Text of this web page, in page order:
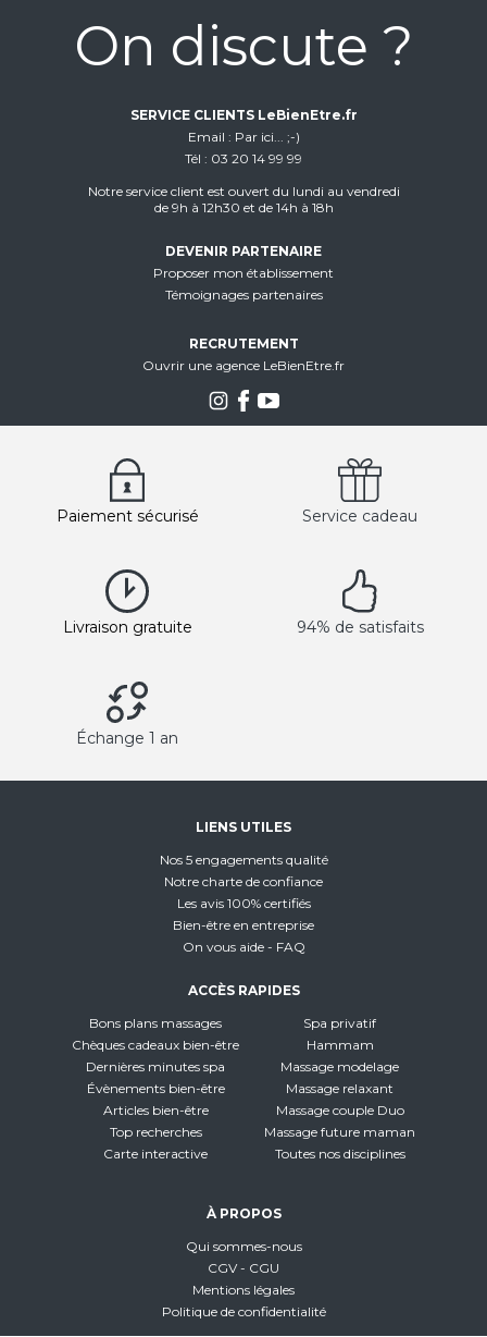
On discute ?
SERVICE CLIENTS LeBienEtre.fr
Email
Par ici... ;-)
Tél
03 20 14 99 99
Notre service client est ouvert du lundi au vendredi
de 9h à 12h30 et de 14h à 18h
DEVENIR PARTENAIRE
Proposer mon établissement
Témoignages partenaires
RECRUTEMENT
Ouvrir une agence LeBienEtre.fr
Paiement sécurisé Service cadeau
Livraison gratuite 94% de satisfaits
Échange 1 an
LIENS UTILES
Nos 5 engagements qualité
Notre charte de confiance
Les avis 100% certifiés
Bien-être en entreprise
On vous aide - FAQ
ACCÈS RAPIDES
Bons plans massages
Chèques cadeaux bien-être
Dernières minutes spa
Évènements bien-être
Articles bien-être
Top recherches
Carte interactive
Spa privatif
Hammam
Massage modelage
Massage relaxant
Massage couple Duo
Massage future maman
Toutes nos disciplines
À PROPOS
Qui sommes-nous
CGV - CGU
Mentions légales
Politique de confidentialité